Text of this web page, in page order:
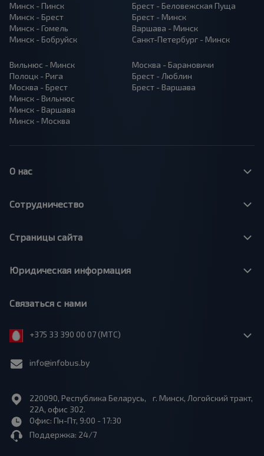
Минск - Пинск
Минск - Брест
Минск - Гомель
Минск - Бобруйск
Брест - Беловежская Пуща
Брест - Минск
Варшава - Минск
Санкт-Петербург - Минск
Вильнюс - Минск
Полоцк - Рига
Москва - Брест
Минск - Вильнюс
Минск - Варшава
Минск - Москва
Москва - Барановичи
Брест - Люблин
Брест - Варшава
О нас
Сотрудничество
Страницы сайта
Юридическая информация
Связаться с нами
+375 33 390 00 07 (МТС)
info@infobus.by
220090, Республика Беларусь, г. Минск, Логойский тракт,
22А, офис 302.
Офис: Пн-Пт, 9:00 - 17:30
Поддержка: 24/7